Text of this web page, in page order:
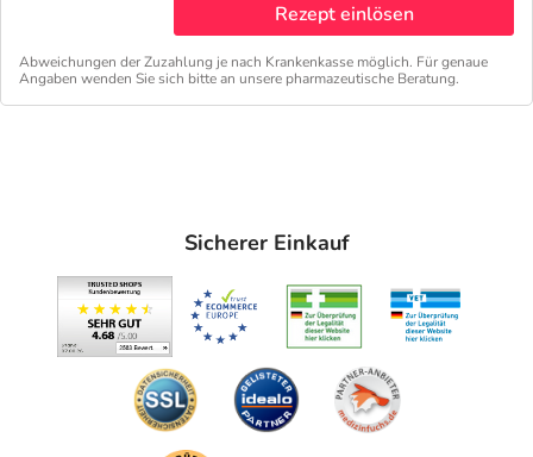
Rezept einlösen
Abweichungen der Zuzahlung je nach Krankenkasse möglich. Für genaue
Angaben wenden Sie sich bitte an unsere pharmazeutische Beratung.
Sicherer Einkauf